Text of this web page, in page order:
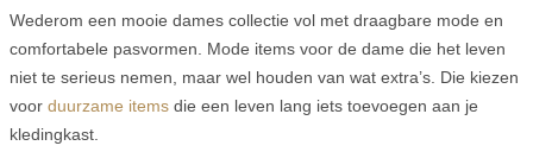
Wederom een mooie dames collectie vol met draagbare mode en
comfortabele pasvormen. Mode items voor de dame die het leven
niet te serieus nemen, maar wel houden van wat extra’s. Die kiezen
voor duurzame items die een leven lang iets toevoegen aan je
kledingkast.